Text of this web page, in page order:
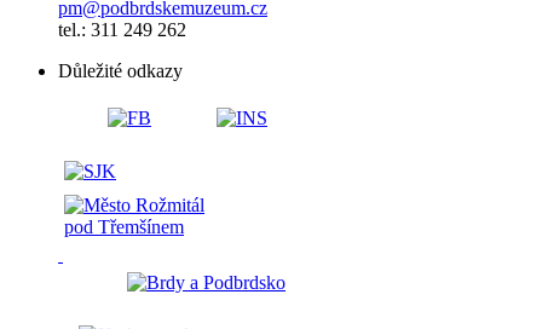
pm@podbrdskemuzeum.cz
tel.: 311 249 262
Důležité odkazy